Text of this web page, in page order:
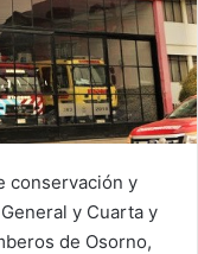
conservación y
y Cuarta y
de Osorno,